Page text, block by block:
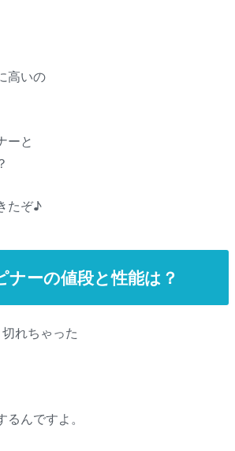
高いの
ーと
たぞ♪
ナーの値段と性能は？
れちゃった
んですよ。